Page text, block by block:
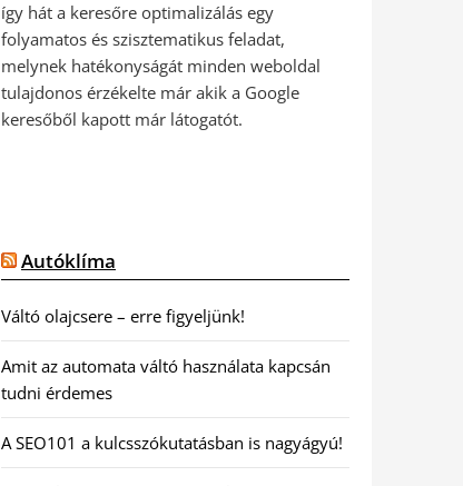
így hát a keresőre optimalizálás egy
folyamatos és szisztematikus feladat,
melynek hatékonyságát minden weboldal
tulajdonos érzékelte már akik a Google
keresőből kapott már látogatót.
Autóklíma
Váltó olajcsere – erre figyeljünk!
Amit az automata váltó használata kapcsán
tudni érdemes
A SEO101 a kulcsszókutatásban is nagyágyú!